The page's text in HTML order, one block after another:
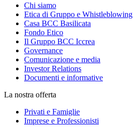
Chi siamo
Etica di Gruppo e Whistleblowing
Casa BCC Basilicata
Fondo Etico
Il Gruppo BCC Iccrea
Governance
Comunicazione e media
Investor Relations
Documenti e informative
La nostra offerta
Privati e Famiglie
Imprese e Professionisti